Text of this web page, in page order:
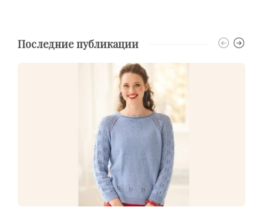
Последние публикации